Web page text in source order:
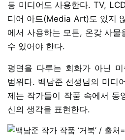
등 미디어도 사용한다. TV,
디어 아트(Media Art)도 있지
에서 사용하는 모든, 온갖 사
수 있어야 한다.
평면을 다루는 회화가 아닌
범위다. 백남준 선생님의 미디
제는 작가들이 작품 속에서 동
신의 생각을 표현한다.